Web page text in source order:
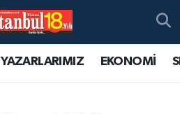
YAZARLARIMIZ EKONOMİ